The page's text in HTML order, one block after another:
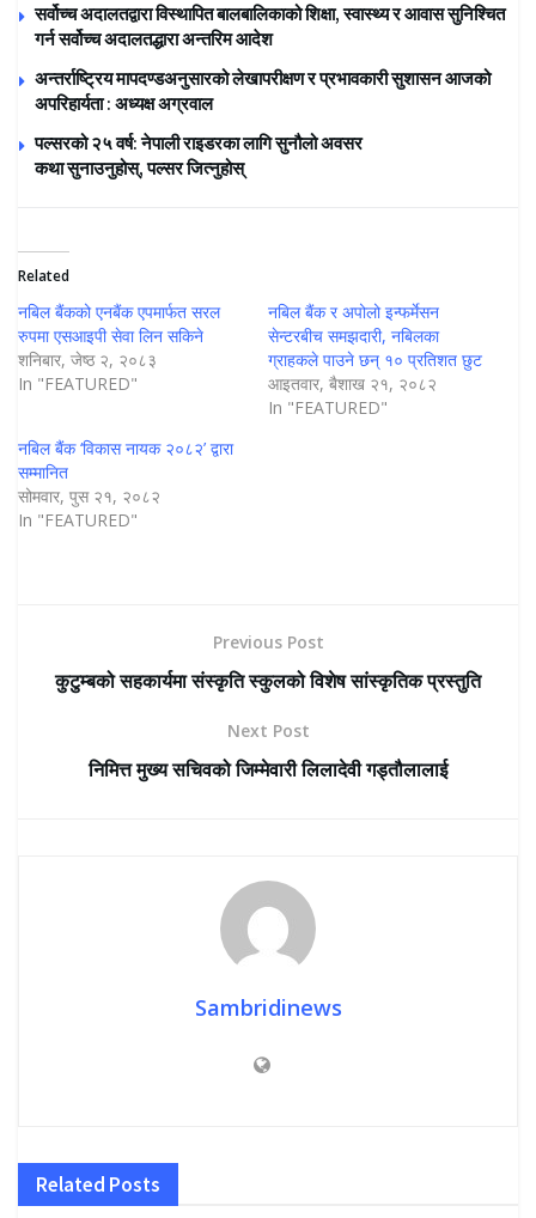
सर्वोच्च अदालतद्वारा विस्थापित बालबालिकाको शिक्षा, स्वास्थ्य र आवास सुनिश्चित
गर्न सर्वोच्च अदालतद्धारा अन्तरिम आदेश
अन्तर्राष्ट्रिय मापदण्डअनुसारको लेखापरीक्षण र प्रभावकारी सुशासन आजको
अपरिहार्यता : अध्यक्ष अग्रवाल
पल्सरको २५ वर्ष: नेपाली राइडरका लागि सुनौलो अवसर
कथा सुनाउनुहोस्, पल्सर जित्नुहोस्
Related
नबिल बैंकको एनबैंक एपमार्फत सरल
रुपमा एसआइपी सेवा लिन सकिने
शनिबार, जेष्ठ २, २०८३
In "FEATURED"
नबिल बैंक र अपोलो इन्फर्मेसन
सेन्टरबीच समझदारी, नबिलका
ग्राहकले पाउने छन् १० प्रतिशत छुट
आइतवार, बैशाख २१, २०८२
In "FEATURED"
नबिल बैंक ‘विकास नायक २०८२’ द्वारा
सम्मानित
सोमवार, पुस २१, २०८२
In "FEATURED"
Previous Post
कुटुम्बको सहकार्यमा संस्कृति स्कुलको विशेष सांस्कृतिक प्रस्तुति
Next Post
निमित्त मुख्य सचिवको जिम्मेवारी लिलादेवी गड्तौलालाई
Sambridinews
Related Posts